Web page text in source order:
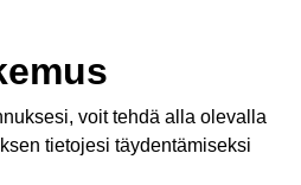
voit tehdä alla olevalla
tietojesi täydentämiseksi